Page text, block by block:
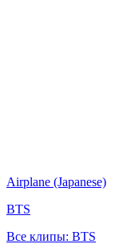
Airplane (Japanese)
BTS
Все клипы: BTS